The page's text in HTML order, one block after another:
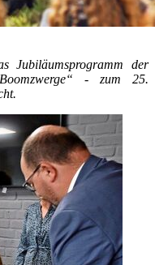
Jubiläumsprogramm der
- zum 25.